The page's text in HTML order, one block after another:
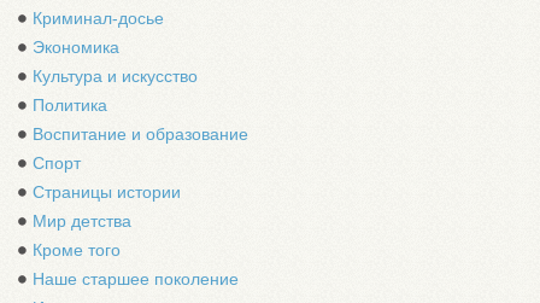
Криминал-досье
Экономика
Культура и искусство
Политика
Воспитание и образование
Спорт
Страницы истории
Мир детства
Кроме того
Наше старшее поколение